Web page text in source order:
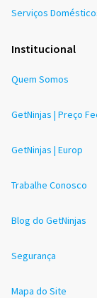
Serviços
Institucional
Quem Somos
GetNinjas | Preço
GetNinjas | Europ
Trabalhe Conosco
Blog do GetNinjas
Segurança
Mapa do Site